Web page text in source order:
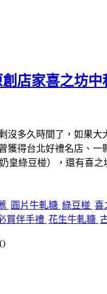
創店家喜之坊
沒多久時間了，如果
獲得台北好禮名店、
皇綠豆椪），還有喜
圓片牛軋糖 綠豆椪 喜
買伴手禮 花生牛軋糖
)